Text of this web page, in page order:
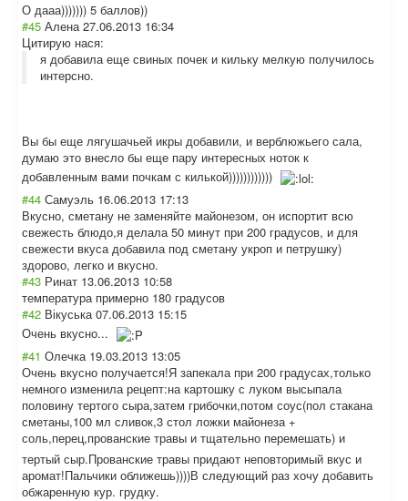
О дааа))))))) 5 баллов))
#45 Алена 27.06.2013 16:34
Цитирую нася:
я добавила еще свиных почек и кильку мелкую получилось
интерсно.
Вы бы еще лягушачьей икры добавили, и верблюжьего сала,
думаю это внесло бы еще пару интересных ноток к
добавленным вами почкам с килькой))))))))))))
#44 Самуэль 16.06.2013 17:13
Вкусно, сметану не заменяйте майонезом, он испортит всю
свежесть блюдо,я делала 50 минут при 200 градусов, и для
свежести вкуса добавила под сметану укроп и петрушку)
здорово, легко и вкусно.
#43 Ринат 13.06.2013 10:58
температура примерно 180 градусов
#42 Вікуська 07.06.2013 15:15
Очень вкусно...
#41 Олечка 19.03.2013 13:05
Очень вкусно получается!Я запекала при 200 градусах,только
немного изменила рецепт:на картошку с луком высыпала
половину тертого сыра,затем грибочки,потом соус(пол стакана
сметаны,100 мл сливок,3 стол ложки майонеза +
соль,перец,прованские травы и тщательно перемешать) и
тертый сыр.Прованские травы придают неповторимый вкус и
аромат!Пальчики оближешь))))В следующий раз хочу добавить
обжаренную кур. грудку.